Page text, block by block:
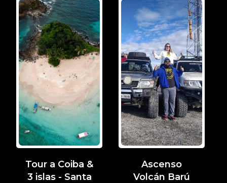
Tour a Coiba &
3 islas - Santa
Ascenso
Volcán Barú